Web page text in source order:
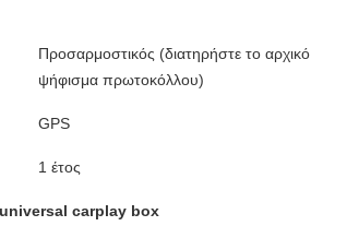
Προσαρμοστικός (διατηρήστε το αρχικό
ψήφισμα πρωτοκόλλου)
GPS
1 έτος
carplay box